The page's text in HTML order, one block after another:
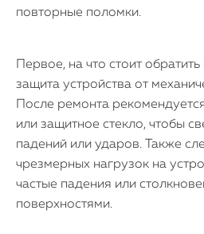
повторные поломки.
Первое, на что стоит
защита устройства от
После ремонта
или защитное стекло, чтобы
падений или ударов. Также
чрезмерных нагрузок на
частые падения или
поверхностями.